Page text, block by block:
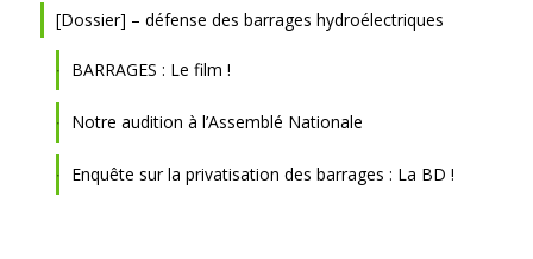
[Dossier] – défense des barrages hydroélectriques
BARRAGES : Le film !
Notre audition à l’Assemblé Nationale
Enquête sur la privatisation des barrages : La BD !